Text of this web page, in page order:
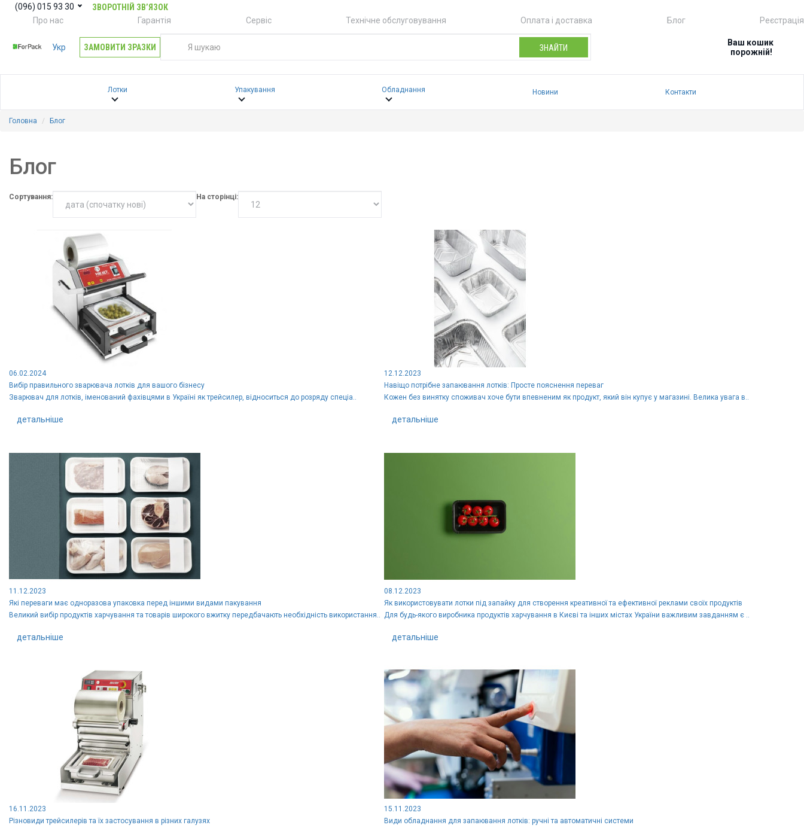
(096) 015 93 30
ЗВОРОТНІЙ ЗВ’ЯЗОК
Про нас
Гарантія Сервіс Технічне обслуговування Оплата і доставка Блог Реєстрація
Укр ЗАМОВИТИ ЗРАЗКИ ЗНАЙТИ
Ваш кошик
порожній!
Лотки Упакування Обладнання Новини Контакти
Головна Блог
Блог
Сортування: На сторінці:
06.02.2024
Вибір правильного зварювача лотків для вашого бізнесу
Зварювач для лотків, іменований фахівцями в Україні як трейсилер, відноситься до розряду спеціа..
детальніше
12.12.2023
Навіщо потрібне запаювання лотків: Просте пояснення переваг
Кожен без винятку споживач хоче бути впевненим як продукт, який він купує у магазині. Велика увага в..
детальніше
11.12.2023
Які переваги має одноразова упаковка перед іншими видами пакування
Великий вибір продуктів харчування та товарів широкого вжитку передбачають необхідність використання..
детальніше
08.12.2023
Як використовувати лотки під запайку для створення креативної та ефективної реклами своїх продуктів
Для будь-якого виробника продуктів харчування в Києві та інших містах України важливим завданням є ..
детальніше
16.11.2023
Різновиди трейсилерів та їх застосування в різних галузях
15.11.2023
Види обладнання для запаювання лотків: ручні та автоматичні системи